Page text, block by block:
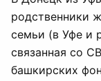
родственники
семьи (в Уфе и
связанная со
башкирских